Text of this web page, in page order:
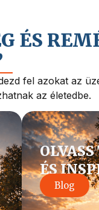
ÉS
fel azokat az
az életedbe.
ÉS
Blog